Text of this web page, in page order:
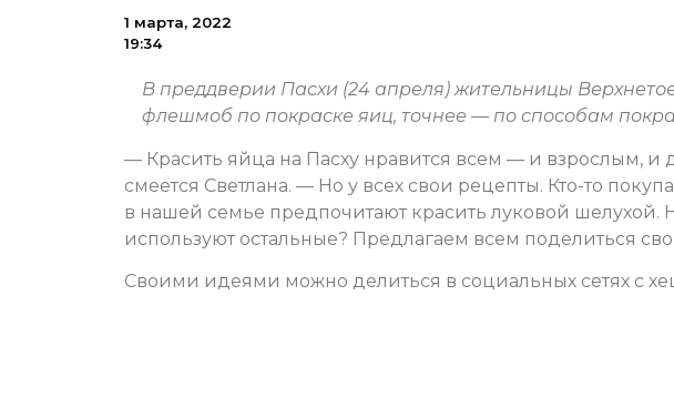
1 марта, 2022
19:34
В преддверии Пасхи (24 апреля) жительницы
флешмоб по покраске яиц, точнее — по способам
— Красить яйца на Пасху нравится всем — и взрослым, и
смеется Светлана. — Но у всех свои рецепты. Кто-то
в нашей семье предпочитают красить луковой шелухой.
используют остальные? Предлагаем всем поделиться
Своими идеями можно делиться в социальных сетях с